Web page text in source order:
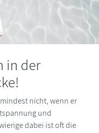
in der
nicht, wenn er
und
dabei ist oft die